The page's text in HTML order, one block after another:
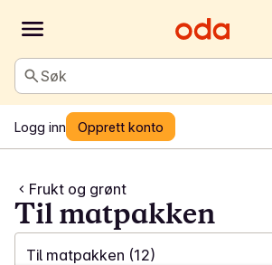
Søk
Logg inn Opprett konto
Frukt og grønt
Til matpakken
Til matpakken (12)